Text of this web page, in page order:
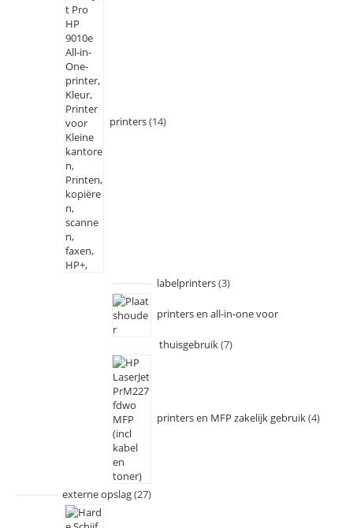
printers 14
labelprinters 3
printers en all-in-one voor
thuisgebruik 7
printers en MFP zakelijk gebruik 4
externe opslag 27